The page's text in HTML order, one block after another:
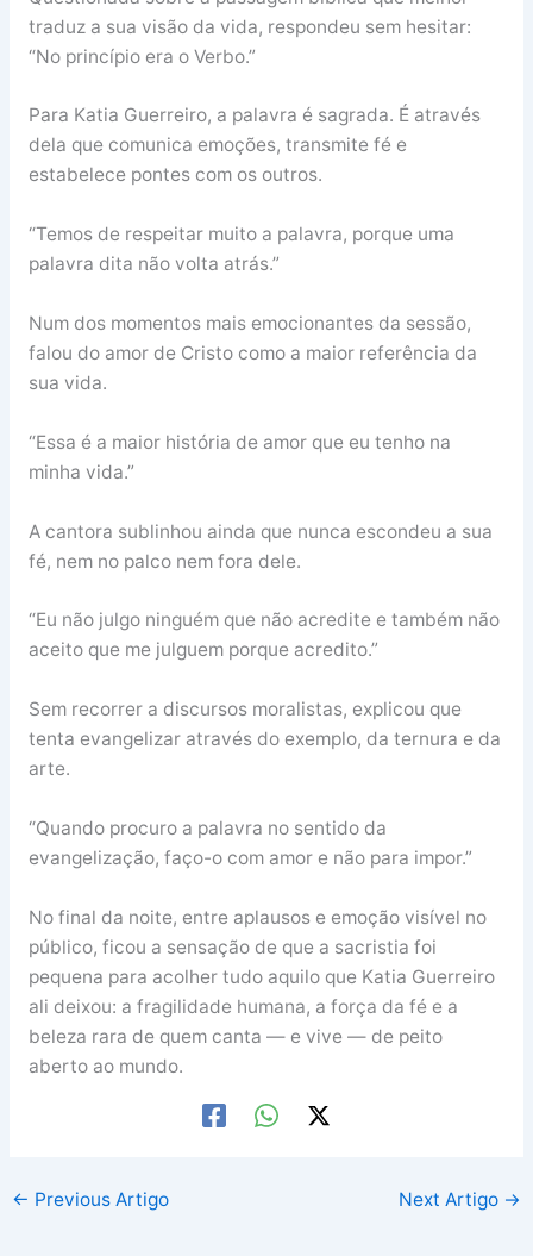
traduz a sua visão da vida, respondeu sem hesitar:
“No princípio era o Verbo.”
Para Katia Guerreiro, a palavra é sagrada. É através
dela que comunica emoções, transmite fé e
estabelece pontes com os outros.
“Temos de respeitar muito a palavra, porque uma
palavra dita não volta atrás.”
Num dos momentos mais emocionantes da sessão,
falou do amor de Cristo como a maior referência da
sua vida.
“Essa é a maior história de amor que eu tenho na
minha vida.”
A cantora sublinhou ainda que nunca escondeu a sua
fé, nem no palco nem fora dele.
“Eu não julgo ninguém que não acredite e também não
aceito que me julguem porque acredito.”
Sem recorrer a discursos moralistas, explicou que
tenta evangelizar através do exemplo, da ternura e da
arte.
“Quando procuro a palavra no sentido da
evangelização, faço-o com amor e não para impor.”
No final da noite, entre aplausos e emoção visível no
público, ficou a sensação de que a sacristia foi
pequena para acolher tudo aquilo que Katia Guerreiro
ali deixou: a fragilidade humana, a força da fé e a
beleza rara de quem canta — e vive — de peito
aberto ao mundo.
← Previous Artigo Next Artigo →